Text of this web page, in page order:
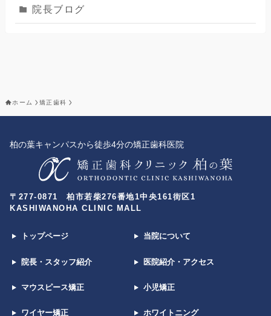
院長ブログ
ホーム 矯正歯科
柏の葉キャンパスから徒歩4分の矯正歯科医院
〒277-0871 柏市若柴276番地1中央161街区1
KASHIWANOHA CLINIC MALL
トップページ 当院について
院長・スタッフ紹介 医院紹介・アクセス
マウスピース矯正 小児矯正
ワイヤー矯正 ホワイトニング